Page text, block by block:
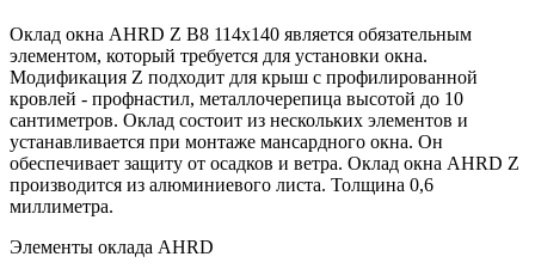
Оклад окна AHRD Z B8 114x140 является обязательным
элементом, который требуется для установки окна.
Модификация Z подходит для крыш с профилированной
кровлей - профнастил, металлочерепица высотой до 10
сантиметров. Оклад состоит из нескольких элементов и
устанавливается при монтаже мансардного окна. Он
обеспечивает защиту от осадков и ветра. Оклад окна AHRD Z
производится из алюминиевого листа. Толщина 0,6
миллиметра.
Элементы оклада AHRD